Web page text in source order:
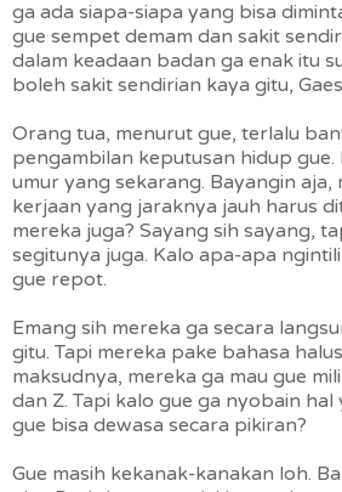
ga ada siapa-siapa yang bisa
gue sempet demam dan sakit
dalam keadaan badan ga enak itu
boleh sakit sendirian kaya gitu,
Orang tua, menurut gue, terlalu
pengambilan keputusan hidup gue.
umur yang sekarang. Bayangin aja,
kerjaan yang jaraknya jauh harus
mereka juga? Sayang sih sayang,
segitunya juga. Kalo apa-apa
gue repot.
Emang sih mereka ga secara
gitu. Tapi mereka pake bahasa
maksudnya, mereka ga mau gue
dan Z. Tapi kalo gue ga nyobain
gue bisa dewasa secara pikiran?
Gue masih kekanak-kanakan loh.